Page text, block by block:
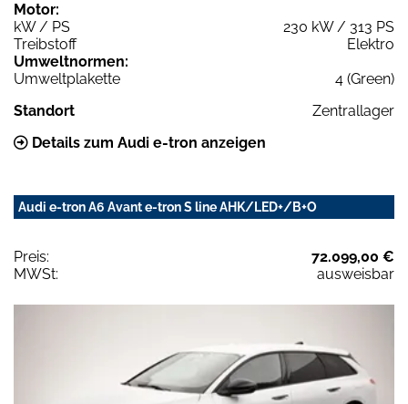
Motor:
kW / PS
230 kW / 313 PS
Treibstoff
Elektro
Umweltnormen:
Umweltplakette
4 (Green)
Standort
Zentrallager
Details zum Audi e-tron anzeigen
Audi e-tron A6 Avant e-tron S line AHK/LED+/B+O
Preis:
72.099,00 €
MWSt:
ausweisbar